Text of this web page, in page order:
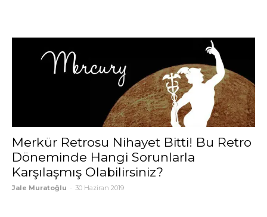
Merkür Retrosu Nihayet Bitti! Bu Retro
Döneminde Hangi Sorunlarla
Karşılaşmış Olabilirsiniz?
Jale Muratoğlu - 30 Haziran 2019